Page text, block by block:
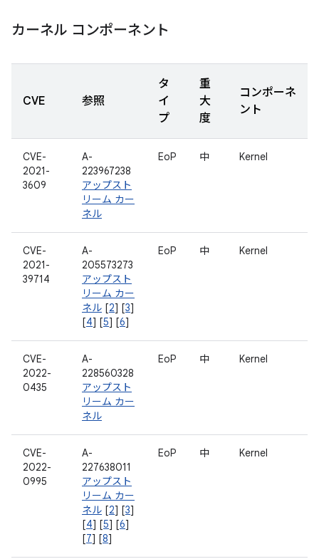
カーネル コンポーネント
CVE 参照
タ
イ
プ
重
大
度
コンポーネ
ント
CVE-
2021-
3609
A-
223967238
アップスト
リーム カー
ネル
EoP 中 Kernel
CVE-
2021-
39714
A-
205573273
アップスト
リーム カー
ネル [2] [3]
[4] [5] [6]
EoP 中 Kernel
CVE-
2022-
0435
A-
228560328
アップスト
リーム カー
ネル
EoP 中 Kernel
CVE-
2022-
0995
A-
227638011
アップスト
リーム カー
ネル [2] [3]
[4] [5] [6]
[7] [8]
EoP 中 Kernel